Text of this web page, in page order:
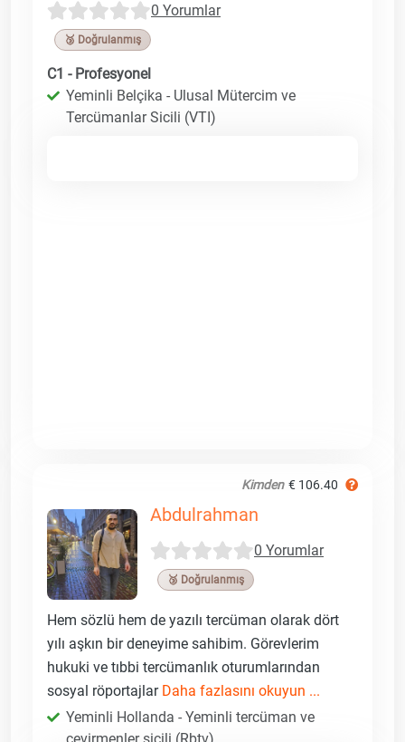
0 Yorumlar
🥉 Doğrulanmış
C1 - Profesyonel
Yeminli Belçika - Ulusal Mütercim ve
Tercümanlar Sicili (VTI)
Kimden € 106.40
Abdulrahman
0 Yorumlar
🥉 Doğrulanmış
Hem sözlü hem de yazılı tercüman olarak dört
yılı aşkın bir deneyime sahibim. Görevlerim
hukuki ve tıbbi tercümanlık oturumlarından
sosyal röportajlar Daha fazlasını okuyun ...
Yeminli Hollanda - Yeminli tercüman ve